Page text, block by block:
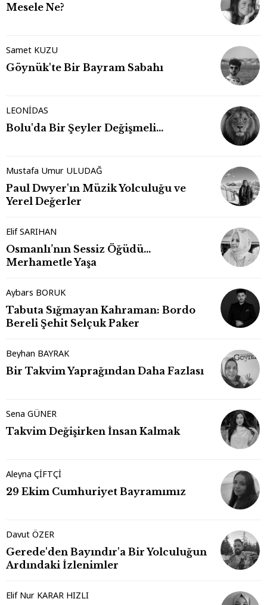
Mesele Ne?
Samet KUZU
Göynük'te Bir Bayram Sabahı
LEONİDAS
Bolu'da Bir Şeyler Değişmeli…
Mustafa Umur ULUDAĞ
Paul Dwyer'ın Müzik Yolculuğu ve
Yerel Değerler
Elif SARIHAN
Osmanlı’nın Sessiz Öğüdü…
Merhametle Yaşa
Aybars BORUK
Tabuta Sığmayan Kahraman: Bordo
Bereli Şehit Selçuk Paker
Beyhan BAYRAK
Bir Takvim Yaprağından Daha Fazlası
Sena GÜNER
Takvim Değişirken İnsan Kalmak
Aleyna ÇİFTÇİ
29 Ekim Cumhuriyet Bayramımız
Davut ÖZER
Gerede'den Bayındır'a Bir Yolculuğun
Ardındaki İzlenimler
Elif Nur KARAR HIZLI